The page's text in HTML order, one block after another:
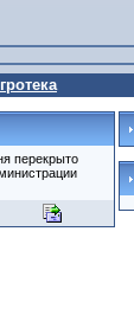
перекрыто